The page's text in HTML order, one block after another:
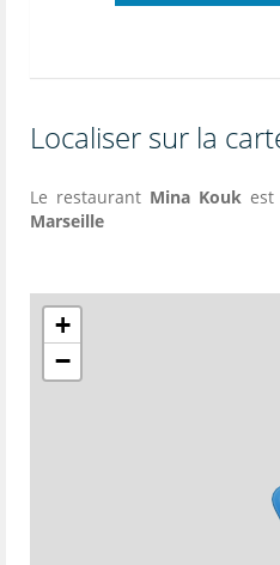
Localiser sur la
Le restaurant Mina Kouk
Marseille
+
−